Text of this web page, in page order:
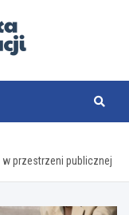
przestrzeni publicznej